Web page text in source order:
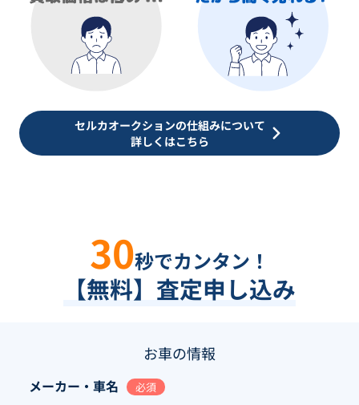
セルカオークションの仕組みについて
詳しくはこちら
30秒でカンタン！
【無料】査定申し込み
お車の情報
メーカー・車名 必須